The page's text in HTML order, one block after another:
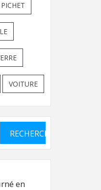
PICHET
VOITURE
en